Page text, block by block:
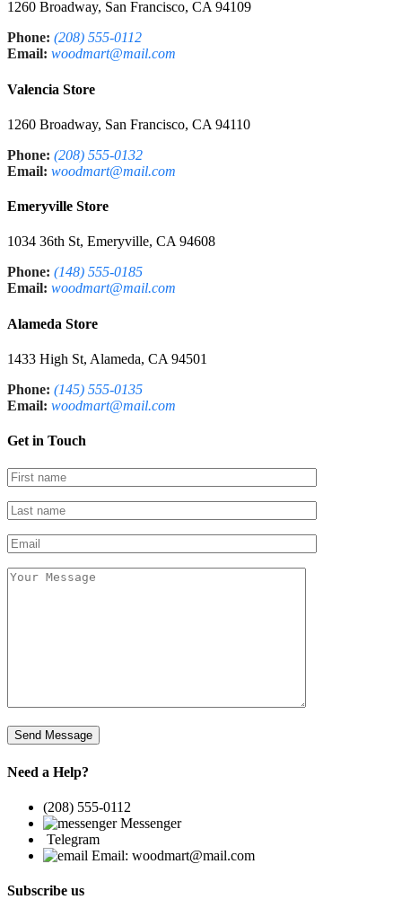
1260 Broadway, San Francisco, CA 94109
Phone: (208) 555-0112
Email: woodmart@mail.com
Valencia Store
1260 Broadway, San Francisco, CA 94110
Phone: (208) 555-0132
Email: woodmart@mail.com
Emeryville Store
1034 36th St, Emeryville, CA 94608
Phone: (148) 555-0185
Email: woodmart@mail.com
Alameda Store
1433 High St, Alameda, CA 94501
Phone: (145) 555-0135
Email: woodmart@mail.com
Get in Touch
Need a Help?
(208) 555-0112
Messenger
Telegram
Email: woodmart@mail.com
Subscribe us